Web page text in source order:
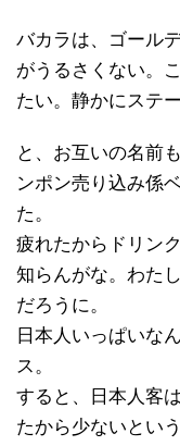
バカラは、ゴール
がうるさくない。
たい。静かにステ
と、お互いの名前
ンポン売り込み係
た。
疲れたからドリン
知らんがな。わた
だろうに。
日本人いっぱいな
ス。
すると、日本人客
たから少ないという